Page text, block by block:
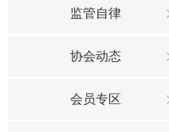
监管自律
协会动态
会员专区